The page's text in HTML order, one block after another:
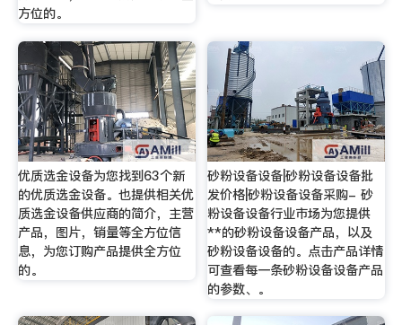
方位的。
优质选金设备为您找到63个新
的优质选金设备。也提供相关优
质选金设备供应商的简介，主营
产品，图片，销量等全方位信
息，为您订购产品提供全方位
的。
砂粉设备设备|砂粉设备设备批
发价格|砂粉设备设备采购- 砂
粉设备设备行业市场为您提供
**的砂粉设备设备产品，以及
砂粉设备设备的。点击产品详情
可查看每一条砂粉设备设备产品
的参数、。